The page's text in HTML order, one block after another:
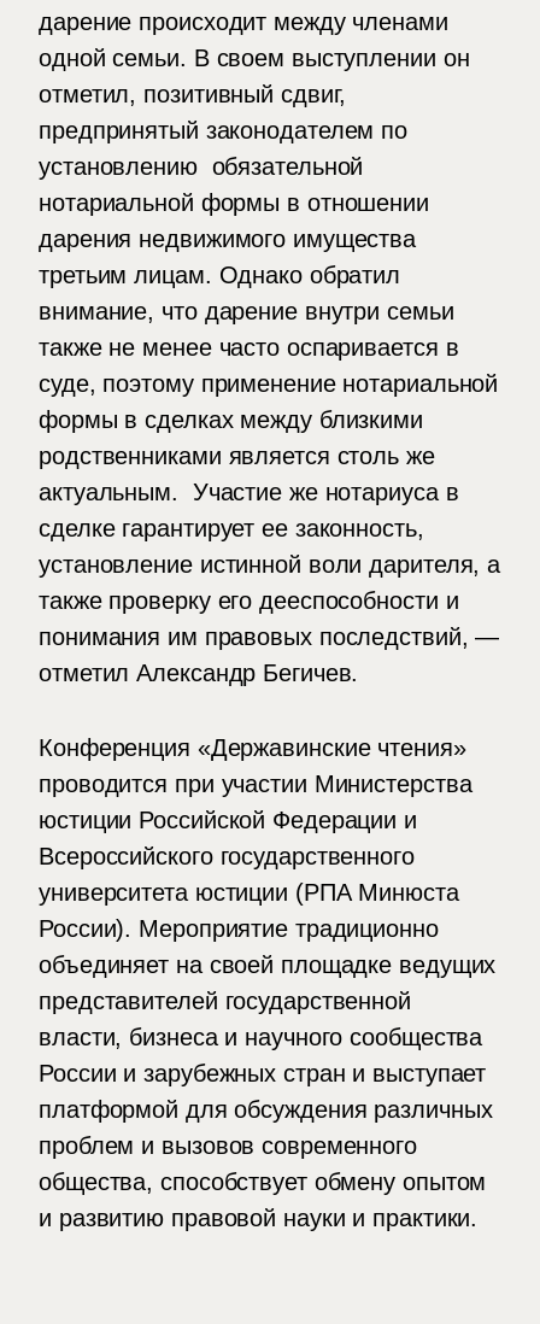
дарение происходит между членами
одной семьи. В своем выступлении он
отметил, позитивный сдвиг,
предпринятый законодателем по
установлению обязательной
нотариальной формы в отношении
дарения недвижимого имущества
третьим лицам. Однако обратил
внимание, что дарение внутри семьи
также не менее часто оспаривается в
суде, поэтому применение нотариальной
формы в сделках между близкими
родственниками является столь же
актуальным. Участие же нотариуса в
сделке гарантирует ее законность,
установление истинной воли дарителя, а
также проверку его дееспособности и
понимания им правовых последствий, —
отметил Александр Бегичев.
Конференция «Державинские чтения»
проводится при участии Министерства
юстиции Российской Федерации и
Всероссийского государственного
университета юстиции (РПА Минюста
России). Мероприятие традиционно
объединяет на своей площадке ведущих
представителей государственной
власти, бизнеса и научного сообщества
России и зарубежных стран и выступает
платформой для обсуждения различных
проблем и вызовов современного
общества, способствует обмену опытом
и развитию правовой науки и практики.